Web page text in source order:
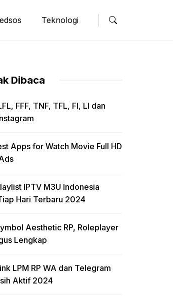
Teknologi
Dibaca
FFF, TNF, TFL, FI, LI dan
Apps for Watch Movie Full HD
IPTV M3U Indonesia
Hari Terbaru 2024
Aesthetic RP, Roleplayer
Lengkap
LPM RP WA dan Telegram
Aktif 2024